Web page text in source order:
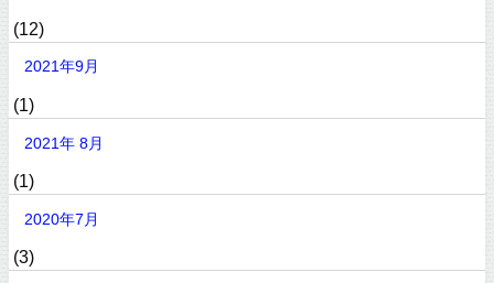
(12)
2021年9月
(1)
2021年 8月
(1)
2020年7月
(3)